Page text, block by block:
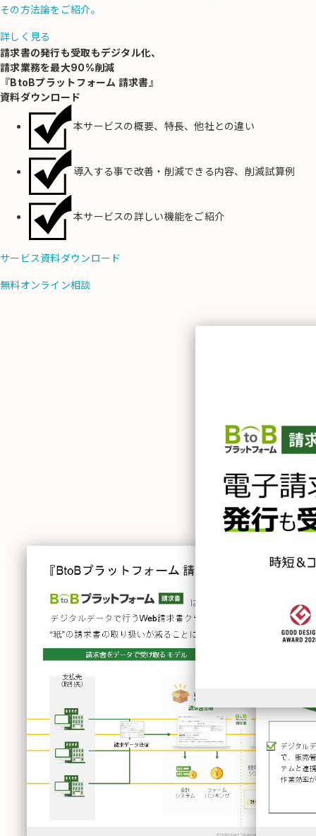
その方法論をご紹介。
詳しく見る
請求書の発行も受取もデジタル化、
請求業務を最大90%削減
『BtoBプラットフォーム 請求書』
資料ダウンロード
本サービスの概要、特長、他社との違い
導入する事で改善・削減できる内容、削減試算例
本サービスの詳しい機能をご紹介
サービス資料ダウンロード
無料オンライン相談